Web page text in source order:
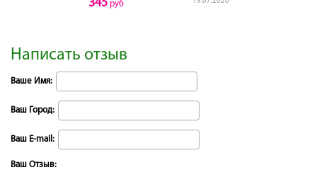
345руб
Написать отзыв
Ваше Имя:
Ваш Город:
Ваш E-mail:
Ваш Отзыв: